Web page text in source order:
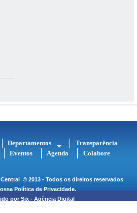
Departamentos
Transparência
Eventos Agenda
Colabore
© 2013 - Todos os direitos reservados
Política de Privacidade.
por Six - Agência Digital